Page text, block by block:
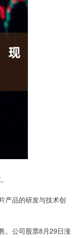
产品的研发与技术创
。公司股票8月29日涨